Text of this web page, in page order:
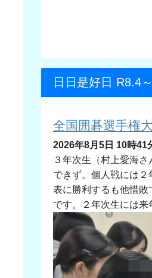
日日是好日 R8.4～
全国囲碁選手権
2026年8月5日 10時41
３年次生（村上愛海
できず。個人戦には
表に勝利するも他惜
です。２年次生には